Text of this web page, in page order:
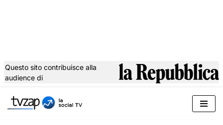
al
Questo sito contribuisce alla
audience di